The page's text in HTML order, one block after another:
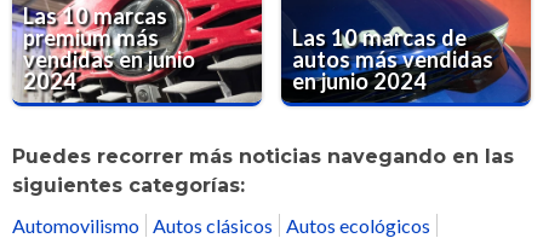
Las 10 marcas
premium más
vendidas en junio
2024
Las 10 marcas de
autos más vendidas
en junio 2024
Puedes recorrer más noticias navegando en las
siguientes categorías:
Automovilismo Autos clásicos
Autos ecológicos